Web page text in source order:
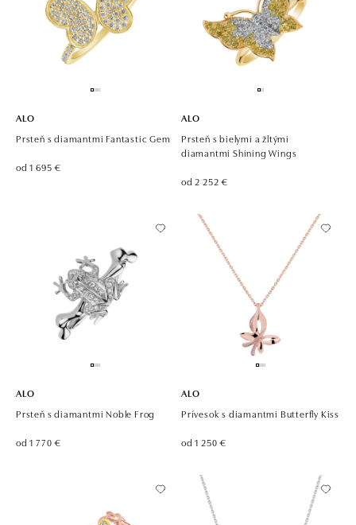
ALO
Prsteň s diamantmi Fantastic Gem
od 1 695 €
ALO
Prsteň s bielymi a žltými
diamantmi Shining Wings
od 2 252 €
ALO
Prsteň s diamantmi Noble Frog
od 1 770 €
ALO
Prívesok s diamantmi Butterfly Kiss
od 1 250 €